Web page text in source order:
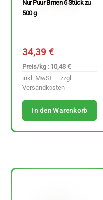
Nur Puur Birnen 6 Stück zu
500 g
34,39€
Preis/kg : 10,43 €
inkl. MwSt. – zzgl.
Versandkosten
In den Warenkorb